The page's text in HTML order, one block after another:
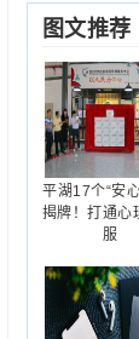
图文推荐
平湖17个“安
揭牌！打通心
服